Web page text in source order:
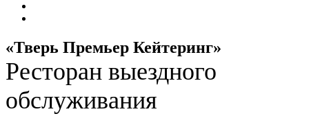
«Тверь Премьер Кейтеринг»
Ресторан выездного
обслуживания